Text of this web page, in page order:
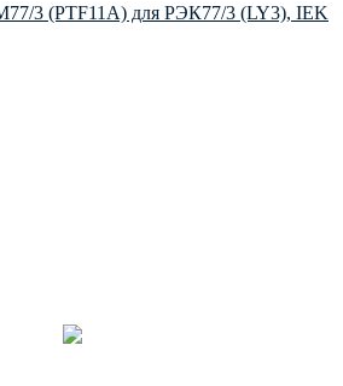
3 (PTF11A) для РЭК77/3 (LY3), IEK